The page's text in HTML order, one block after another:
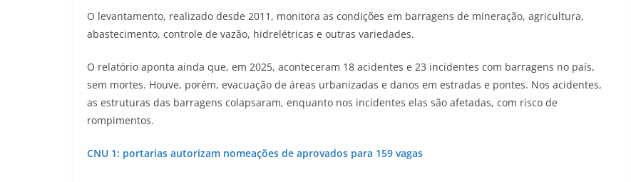
O levantamento, realizado desde 2011, monitora as condições em barragens de mineração, agricultura,
abastecimento, controle de vazão, hidrelétricas e outras variedades.
O relatório aponta ainda que, em 2025, aconteceram 18 acidentes e 23 incidentes com barragens no país,
sem mortes. Houve, porém, evacuação de áreas urbanizadas e danos em estradas e pontes. Nos acidentes,
as estruturas das barragens colapsaram, enquanto nos incidentes elas são afetadas, com risco de
rompimentos.
CNU 1: portarias autorizam nomeações de aprovados para 159 vagas